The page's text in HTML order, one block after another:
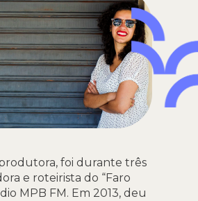
foi durante três
e roteirista do “Faro
MPB FM. Em 2013, deu